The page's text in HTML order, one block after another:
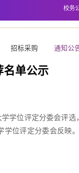
校务
招标采购 通知公
名单公示
学位评定分委会评选
学位评定分委会反映